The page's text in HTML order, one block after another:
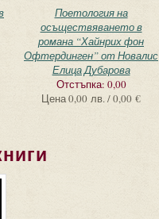
Поетология на
осъществяването в
романа “Хайнрих фон
Офтердинген” от Новалис
Елица Дубарова
Отстъпка: 0,00
Цена0,00 лв. / 0,00 €